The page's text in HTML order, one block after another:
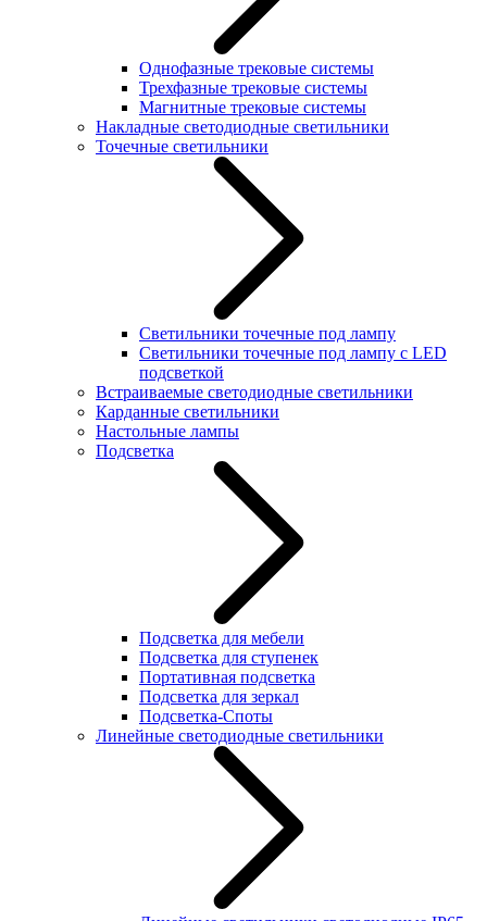
Однофазные трековые системы
Трехфазные трековые системы
Магнитные трековые системы
Накладные светодиодные светильники
Точечные светильники
Светильники точечные под лампу
Светильники точечные под лампу с LED
подсветкой
Встраиваемые светодиодные светильники
Карданные светильники
Настольные лампы
Подсветка
Подсветка для мебели
Подсветка для ступенек
Портативная подсветка
Подсветка для зеркал
Подсветка-Споты
Линейные светодиодные светильники